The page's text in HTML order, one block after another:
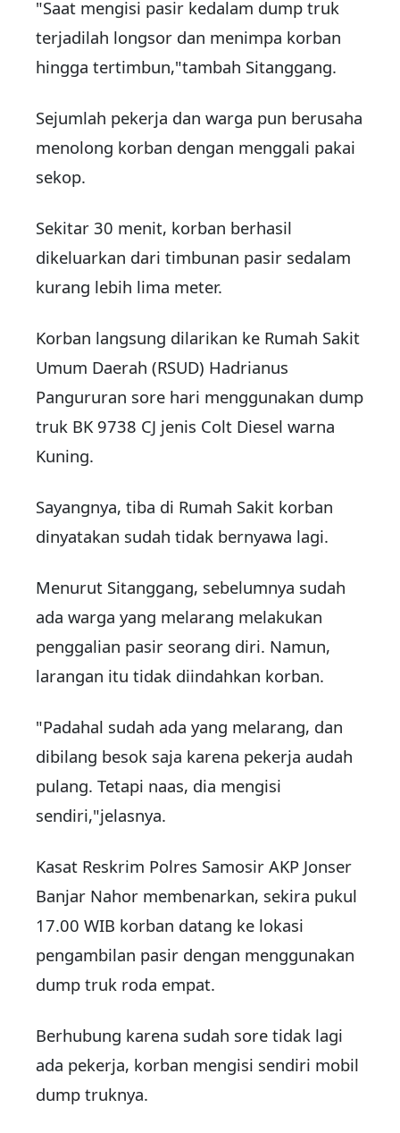
"Saat mengisi pasir kedalam dump truk
terjadilah longsor dan menimpa korban
hingga tertimbun,"tambah Sitanggang.
Sejumlah pekerja dan warga pun berusaha
menolong korban dengan menggali pakai
sekop.
Sekitar 30 menit, korban berhasil
dikeluarkan dari timbunan pasir sedalam
kurang lebih lima meter.
Korban langsung dilarikan ke Rumah Sakit
Umum Daerah (RSUD) Hadrianus
Pangururan sore hari menggunakan dump
truk BK 9738 CJ jenis Colt Diesel warna
Kuning.
Sayangnya, tiba di Rumah Sakit korban
dinyatakan sudah tidak bernyawa lagi.
Menurut Sitanggang, sebelumnya sudah
ada warga yang melarang melakukan
penggalian pasir seorang diri. Namun,
larangan itu tidak diindahkan korban.
"Padahal sudah ada yang melarang, dan
dibilang besok saja karena pekerja audah
pulang. Tetapi naas, dia mengisi
sendiri,"jelasnya.
Kasat Reskrim Polres Samosir AKP Jonser
Banjar Nahor membenarkan, sekira pukul
17.00 WIB korban datang ke lokasi
pengambilan pasir dengan menggunakan
dump truk roda empat.
Berhubung karena sudah sore tidak lagi
ada pekerja, korban mengisi sendiri mobil
dump truknya.